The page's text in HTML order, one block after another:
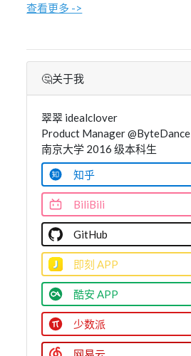
查看更多 ->
🤔关于我
翠翠 idealclover
Product Manager @ByteDance
南京大学 2016 级本科生
知乎
BiliBili
GitHub
即刻 APP
酷安 APP
少数派